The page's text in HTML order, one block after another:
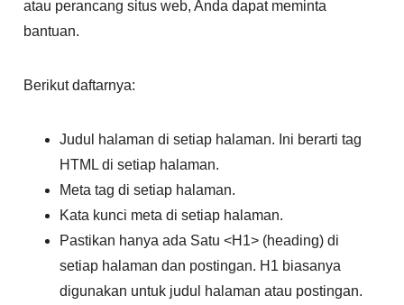
atau perancang situs web, Anda dapat meminta
bantuan.
Berikut daftarnya:
Judul halaman di setiap halaman. Ini berarti tag
HTML di setiap halaman.
Meta tag di setiap halaman.
Kata kunci meta di setiap halaman.
Pastikan hanya ada Satu <H1> (heading) di
setiap halaman dan postingan. H1 biasanya
digunakan untuk judul halaman atau postingan.